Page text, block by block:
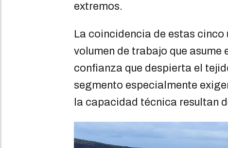
extremos.
La coincidencia de estas cinco
volumen de trabajo que
confianza que despierta el
segmento especialmente
la capacidad técnica resultan